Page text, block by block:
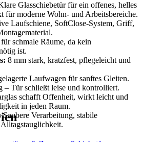
Glasschiebetür für ein offenes, helles
für moderne Wohn- und Arbeitsbereiche.
Laufschiene, SoftClose-System, Griff,
schmale Räume, da kein
ist.
8 mm stark, kratzfest, pflegeleicht und
Laufwagen für sanftes Gleiten.
– Tür schließt leise und kontrolliert.
schafft Offenheit, wirkt leicht und
in jeden Raum.
Saubere Verarbeitung, stabile